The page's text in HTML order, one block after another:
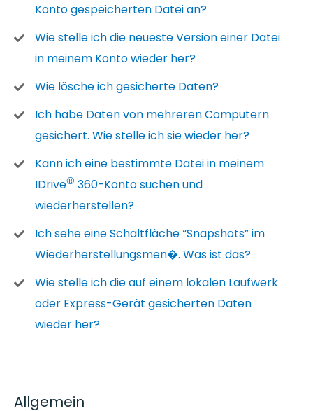
Konto gespeicherten Datei an?
Wie stelle ich die neueste Version einer Datei
in meinem Konto wieder her?
Wie lösche ich gesicherte Daten?
Ich habe Daten von mehreren Computern
gesichert. Wie stelle ich sie wieder her?
Kann ich eine bestimmte Datei in meinem
IDrive® 360-Konto suchen und
wiederherstellen?
Ich sehe eine Schaltfläche “Snapshots” im
Wiederherstellungsmen�. Was ist das?
Wie stelle ich die auf einem lokalen Laufwerk
oder Express-Gerät gesicherten Daten
wieder her?
Allgemein